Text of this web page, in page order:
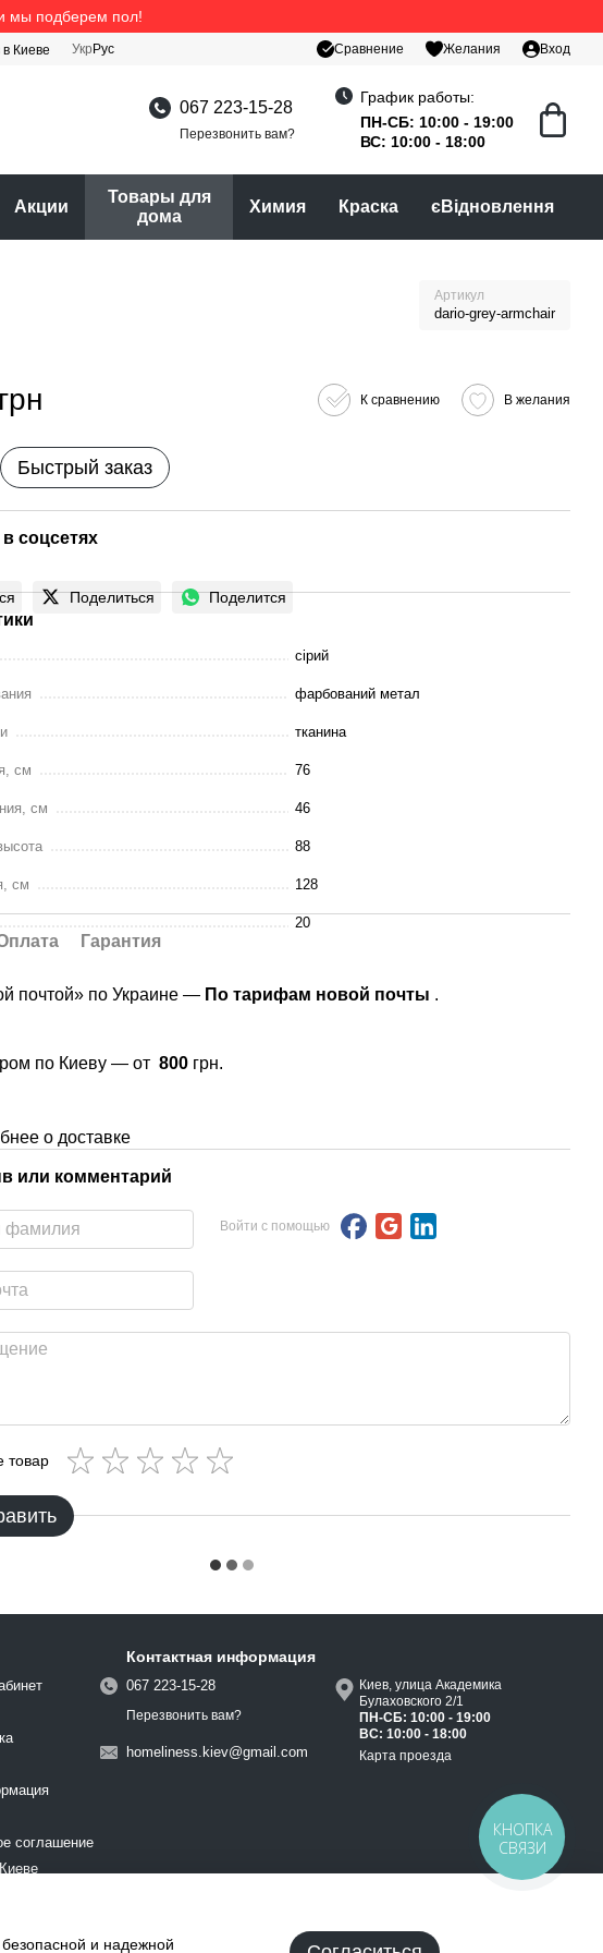
мы подберем пол!
Киеве Укр Рус Сравнение Желания Вход
067 223-15-28
Перезвонить вам?
График работы:
ПН-СБ: 10:00 - 19:00
ВС: 10:00 - 18:00
Акции
Товары для
дома
Химия Краска єВідновлення
Артикул
dario-grey-armchair
К сравнению В желания
Быстрый заказ
соцсетях
Поделиться Поделится
сірий
фарбований метал
тканина
см 76
см 46
88
см 128
20
Гарантия
почтой» по Украине — По тарифам новой почты .
по Киеву — от 800 грн.
о доставке
или комментарий
Войти с помощью
товар
соглашение
Контактная информация
067 223-15-28
Перезвонить вам?
homeliness.kiev@gmail.com
Киев, улица Академика
Булаховского 2/1
ПН-СБ: 10:00 - 19:00
ВС: 10:00 - 18:00
Карта проезда
и надежной
КНОПКА
СВЯЗИ